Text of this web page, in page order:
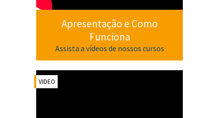
Apresentação e Como
Funciona
Assista a vídeos de nossos cursos
VIDEO